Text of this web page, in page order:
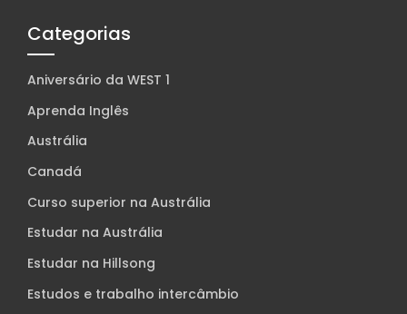
Categorias
Aniversário da WEST 1
Aprenda Inglês
Austrália
Canadá
Curso superior na Austrália
Estudar na Austrália
Estudar na Hillsong
Estudos e trabalho intercâmbio